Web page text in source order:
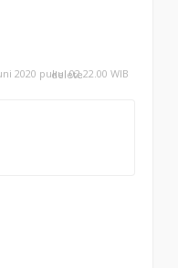
2020 pukul 02.22.00 WIB
delete